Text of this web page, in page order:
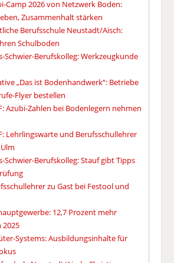
Camp 2026 von Netzwerk Boden:
Zusammenhalt stärken
Berufsschule Neustadt/Aisch:
Schulboden
Schwier-Berufskolleg: Werkzeugkunde
„Das ist Bodenhandwerk“: Betriebe
Flyer bestellen
Azubi-Zahlen bei Bodenlegern nehmen
Lehrlingswarte und Berufsschullehrer
Schwier-Berufskolleg: Stauf gibt Tipps
zu Gast bei Festool und
12,7 Prozent mehr
2025
Systems: Ausbildungsinhalte für